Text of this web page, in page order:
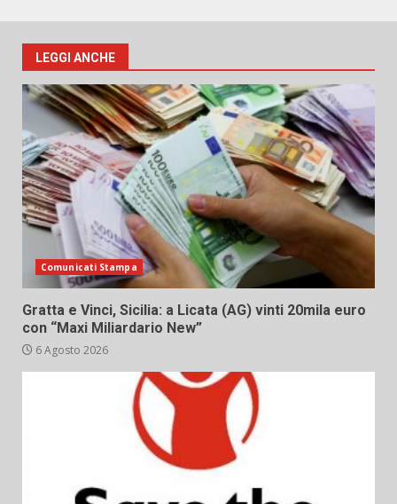
LEGGI ANCHE
Comunicati Stampa
Gratta e Vinci, Sicilia: a Licata (AG) vinti 20mila euro
con “Maxi Miliardario New”
6 Agosto 2026